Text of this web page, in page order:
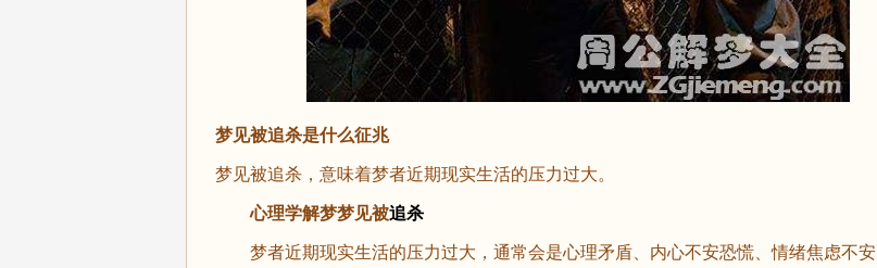
梦见被追杀是什么征兆
梦见被追杀，意味着梦者近期现实生活的压力过大。
心理学解梦梦见被追杀
梦者近期现实生活的压力过大，通常会是心理矛盾、内心不安恐慌、情绪焦虑不安